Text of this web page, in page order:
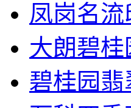
凤岗名流
大朗碧桂
碧桂园翡